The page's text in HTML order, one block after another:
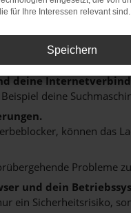
können:
deine
deine
können das
Probleme
und dein
ein Sicherheitsrisiko,
für Ihre Interessen relevant sind.
Speichern